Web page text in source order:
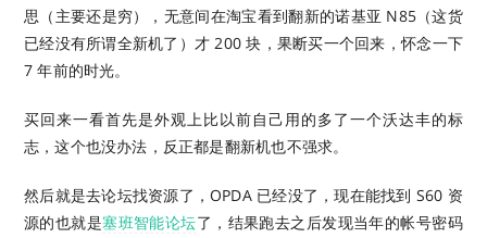
思（主要还是穷），无意间在淘宝看到翻新的诺基亚 N85（这货
已经没有所谓全新机了）才 200 块，果断买一个回来，怀念一下
7 年前的时光。
买回来一看首先是外观上比以前自己用的多了一个沃达丰的标
志，这个也没办法，反正都是翻新机也不强求。
然后就是去论坛找资源了，OPDA 已经没了，现在能找到 S60 资
源的也就是塞班智能论坛了，结果跑去之后发现当年的帐号密码